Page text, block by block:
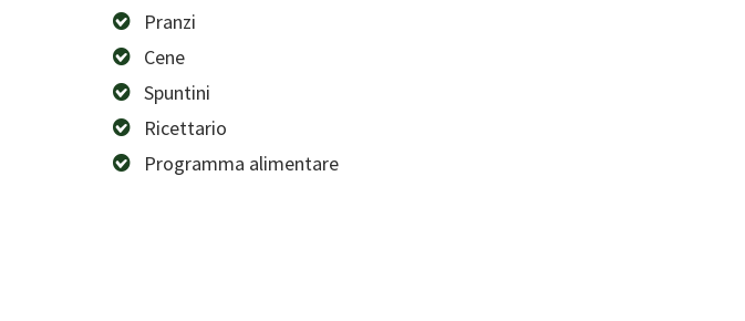
Pranzi
Cene
Spuntini
Ricettario
Programma alimentare